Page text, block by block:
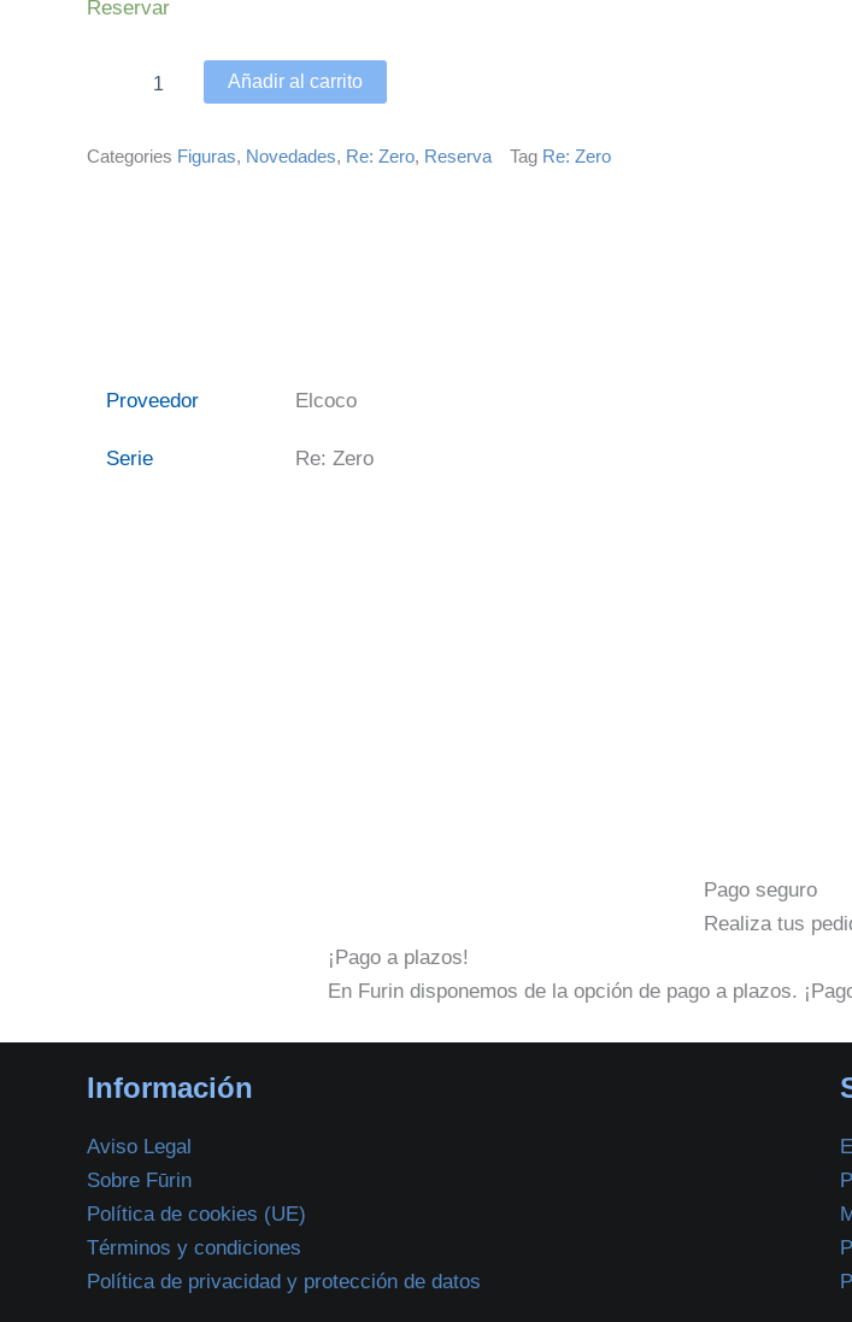
Reservar
Figura
Añadir al carrito
Categories Figuras, Novedades, Re: Zero, Reserva Tag Re: Zero
Proveedor Elcoco
Serie Re: Zero
Pago seguro
Realiza tus
¡Pago a plazos!
En Furin disponemos de la opción de pago a plazos.
Información
Aviso Legal
Sobre Fūrin
Política de cookies (UE)
Términos y condiciones
Política de privacidad y protección de datos